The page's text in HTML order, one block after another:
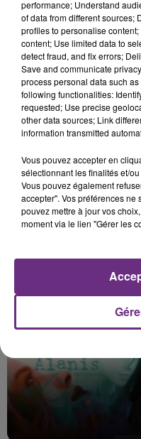
SES PORTES
C'était l'une des
rémois. Le magasin
fermer ses portes.
TITRES
22h27
22h27
Wake Me Up
performance; Understand
of data from different sources;
profiles to personalise
content; Use limited data to
detect fraud, and fix errors;
Save and communicate
process personal data such
following functionalities:
requested; Use precise
other data sources; Link
information transmitted
Vous pouvez accepter en
sélectionnant les finalités et/
Vous pouvez également
accepter". Vos préférences
pouvez mettre à jour vos
moment via le lien "Gérer les